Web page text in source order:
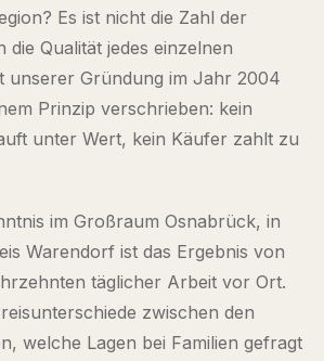
Es ist nicht die Zahl der
die Qualität jedes einzelnen
unserer Gründung im Jahr 2004
Prinzip verschrieben: kein
unter Wert, kein Käufer zahlt zu
im Großraum Osnabrück, in
Warendorf ist das Ergebnis von
täglicher Arbeit vor Ort.
zwischen den
welche Lagen bei Familien gefragt